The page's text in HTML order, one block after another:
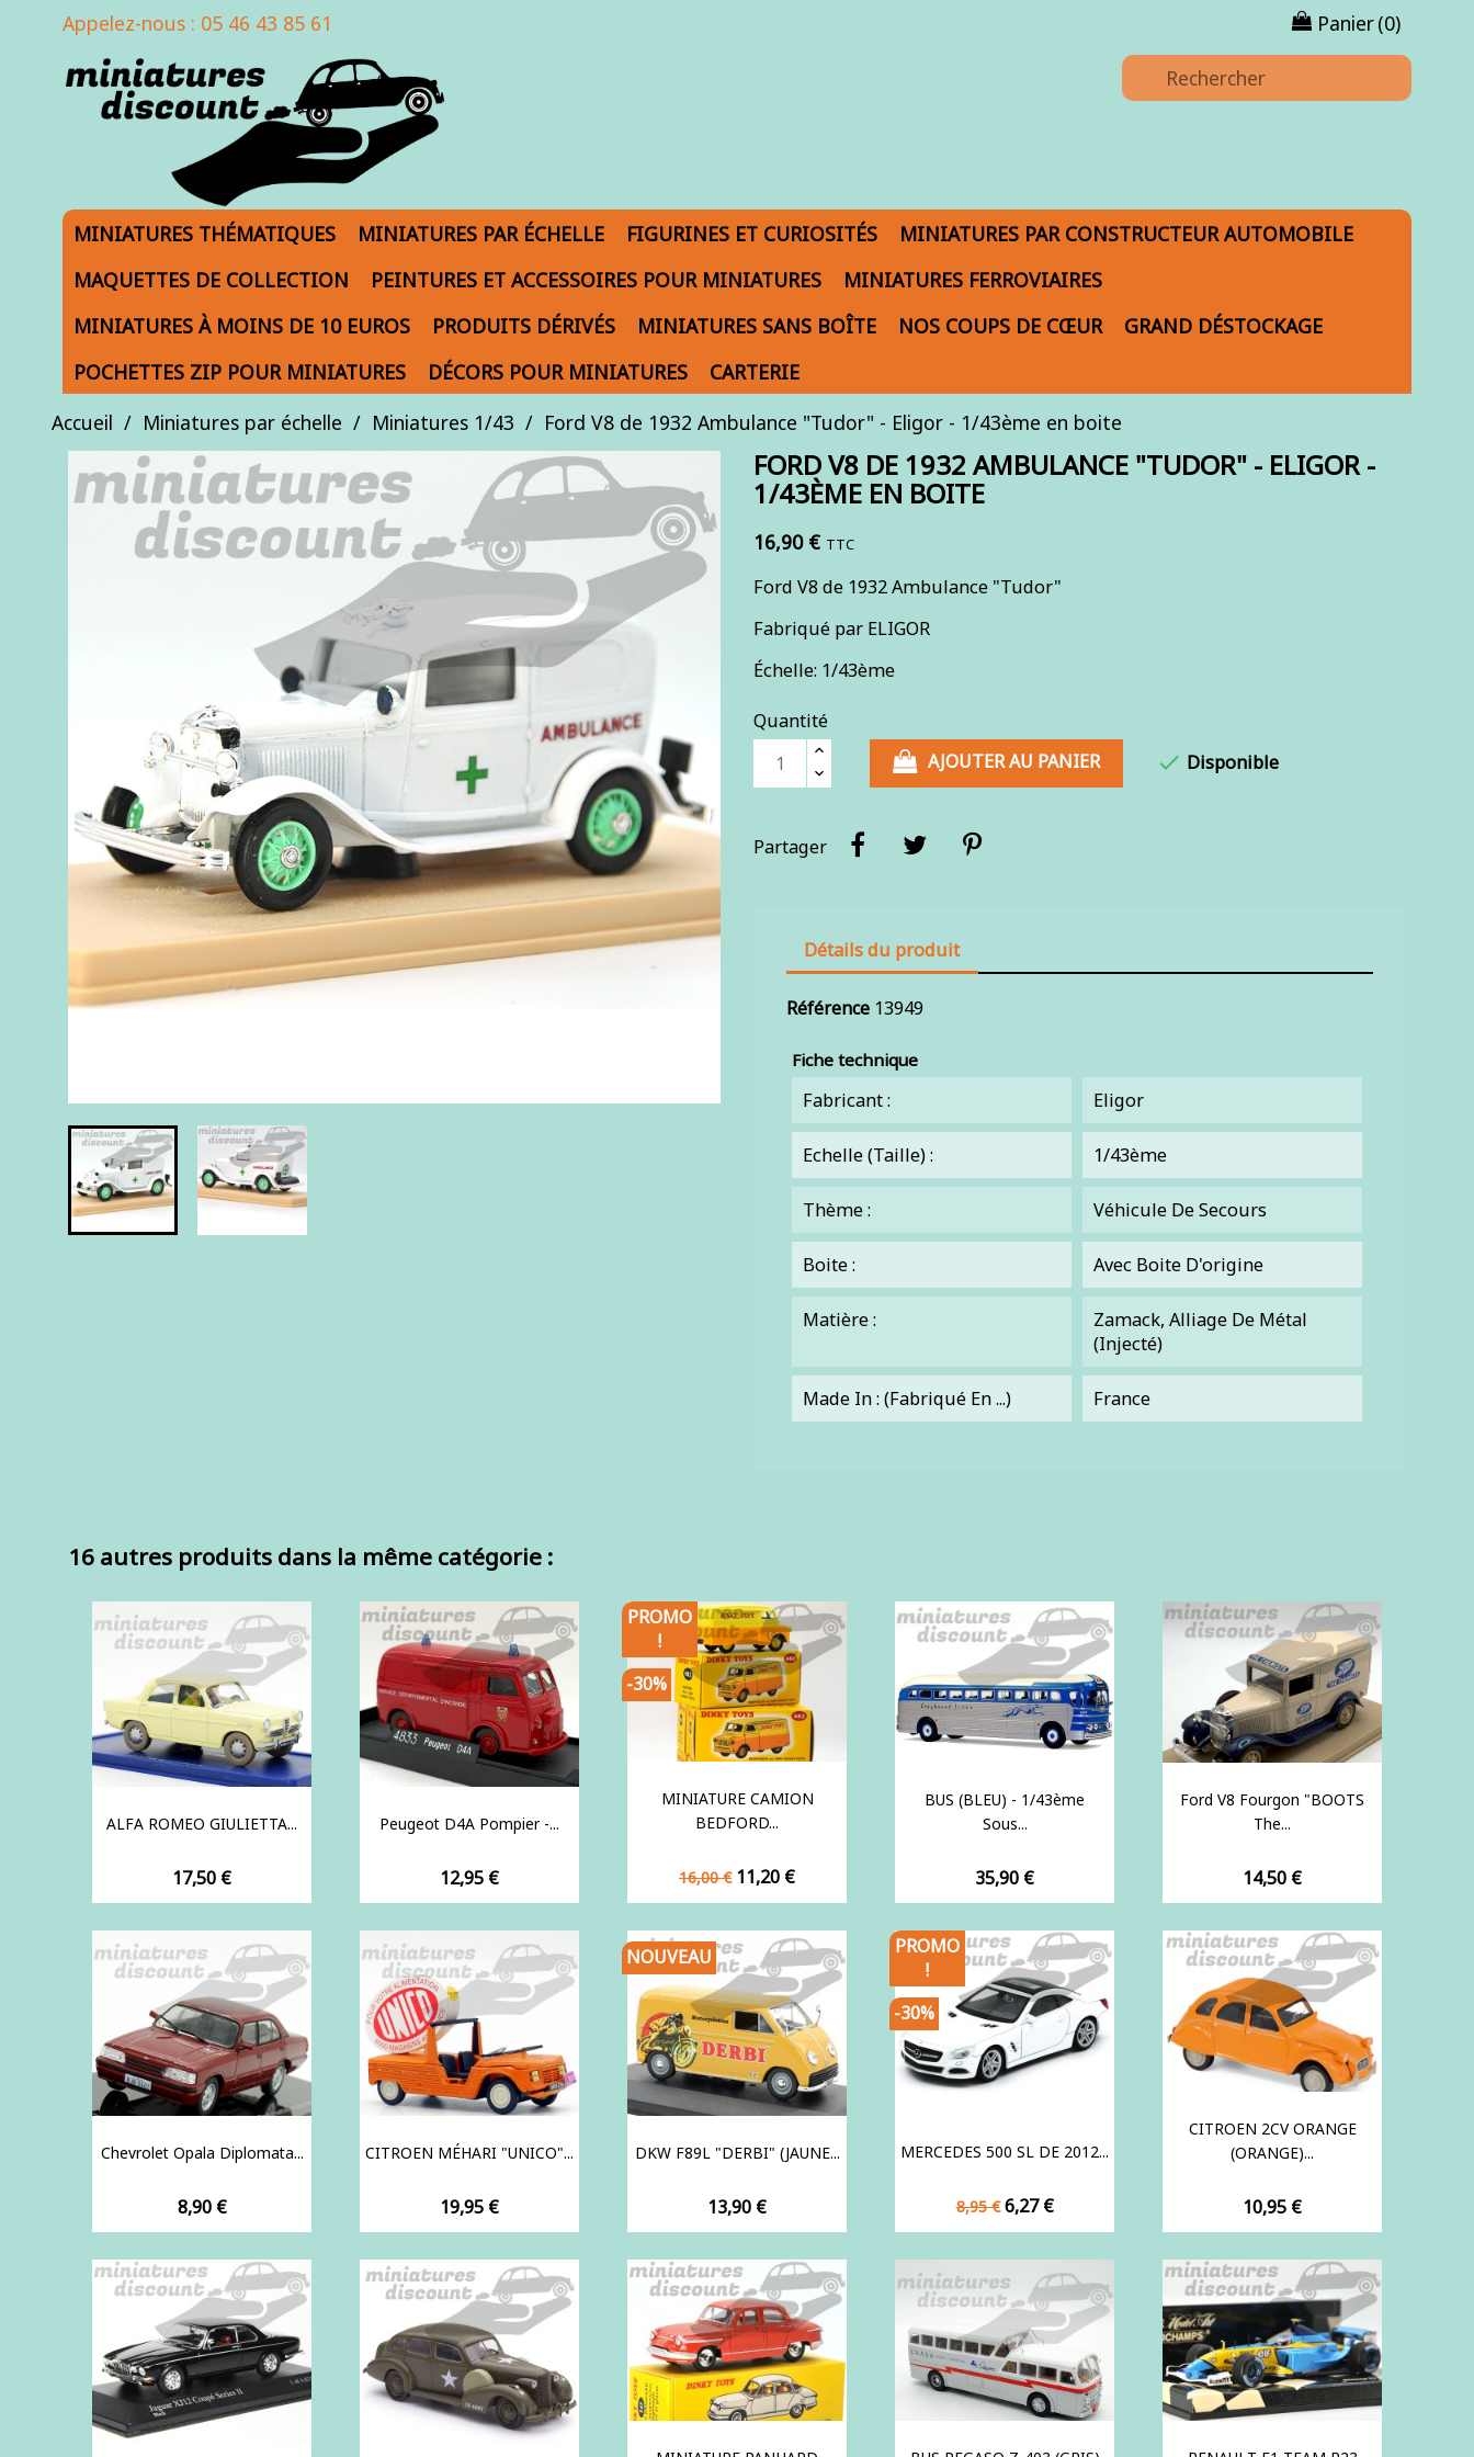
Appelez-nous : 05 46 43 85 61 Panier(0)
MINIATURES THÉMATIQUES MINIATURES PAR ÉCHELLE FIGURINES ET CURIOSITÉS
MINIATURES PAR CONSTRUCTEUR AUTOMOBILE
MAQUETTES DE COLLECTION
PEINTURES ET ACCESSOIRES POUR MINIATURES
MINIATURES FERROVIAIRES
MINIATURES À MOINS DE 10 EUROS
PRODUITS DÉRIVÉS MINIATURES SANS BOÎTE NOS COUPS DE CŒUR
GRAND DÉSTOCKAGE
POCHETTES ZIP POUR MINIATURES
DÉCORS POUR MINIATURES
CARTERIE
Accueil
Miniatures par échelle Miniatures 1/43 Ford V8 de 1932 Ambulance "Tudor" - Eligor - 1/43ème en boite
FORD V8 DE 1932 AMBULANCE "TUDOR" - ELIGOR -
1/43ÈME EN BOITE
16,90 € TTC
Ford V8 de 1932 Ambulance "Tudor"
Fabriqué par ELIGOR
Échelle: 1/43ème
Quantité
AJOUTER AU PANIER
 Disponible
Partager
Détails du produit
Référence 13949
Fiche technique
Fabricant : Eligor
Echelle (Taille) : 1/43ème
Thème : Véhicule De Secours
Boite : Avec Boite D'origine
Matière :
Zamack, Alliage De Métal
(injecté)
Made In : (Fabriqué En ...) France
16 autres produits dans la même catégorie :
ALFA ROMEO GIULIETTA...
Prix
17,50 €
Peugeot D4A Pompier -...
Prix
12,95 €
MINIATURE CAMION
BEDFORD...
Prix
de
16,00 € Prix
11,20 €
PROMO
!
-30%
BUS (BLEU) - 1/43ème
Sous...
Prix
35,90 €
Ford V8 Fourgon "BOOTS
The...
Prix
14,50 €
Chevrolet Opala Diplomata...
Prix
8,90 €
CITROEN MÉHARI "UNICO"...
Prix
19,95 €
DKW F89L "DERBI" (JAUNE...
Prix
13,90 €
NOUVEAU
MERCEDES 500 SL DE 2012...
Prix
de
8,95 € Prix
6,27 €
PROMO
!
-30%
CITROEN 2CV ORANGE
(ORANGE)...
Prix
10,95 €